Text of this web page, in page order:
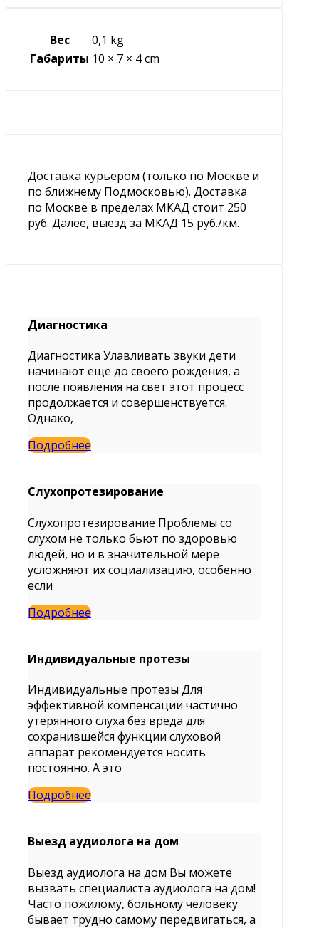
Вес
0,1 kg
Габариты 10 × 7 × 4 cm
Доставка курьером (только по Москве и
по ближнему Подмосковью). Доставка
по Москве в пределах МКАД стоит 250
руб. Далее, выезд за МКАД 15 руб./км.
Диагностика
Диагностика Улавливать звуки дети
начинают еще до своего рождения, а
после появления на свет этот процесс
продолжается и совершенствуется.
Однако,
Подробнее
Слухопротезирование
Слухопротезирование Проблемы со
слухом не только бьют по здоровью
людей, но и в значительной мере
усложняют их социализацию, особенно
если
Подробнее
Индивидуальные протезы
Индивидуальные протезы Для
эффективной компенсации частично
утерянного слуха без вреда для
сохранившейся функции слуховой
аппарат рекомендуется носить
постоянно. А это
Подробнее
Выезд аудиолога на дом
Выезд аудиолога на дом Вы можете
вызвать специалиста аудиолога на дом!
Часто пожилому, больному человеку
бывает трудно самому передвигаться, а